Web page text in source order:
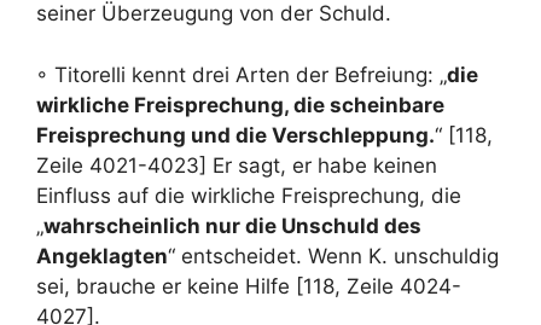
seiner Überzeugung von der Schuld.
◦ Titorelli kennt drei Arten der Befreiung: „die
wirkliche Freisprechung, die scheinbare
Freisprechung und die Verschleppung.“ [118,
Zeile 4021-4023] Er sagt, er habe keinen
Einfluss auf die wirkliche Freisprechung, die
„wahrscheinlich nur die Unschuld des
Angeklagten“ entscheidet. Wenn K. unschuldig
sei, brauche er keine Hilfe [118, Zeile 4024-
4027].